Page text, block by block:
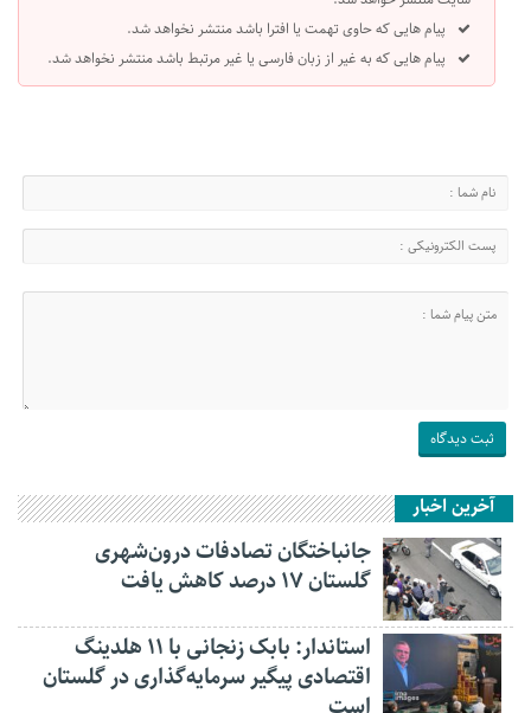
پیام هایی که حاوی تهمت یا افترا باشد منتشر نخواهد شد.
پیام هایی که به غیر از زبان فارسی یا غیر مرتبط باشد منتشر نخواهد شد.
آخرین اخبار
جانباختگان تصادفات درون‌شهری
گلستان ۱۷ درصد کاهش یافت
استاندار: بابک زنجانی با ۱۱ هلدینگ
اقتصادی پیگیر سرمایه‌گذاری در گلستان